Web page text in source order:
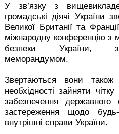
У зв’язку з
громадські діячі України
Великої Британії та
міжнародну конференцію з
безпеки України,
меморандумом.
Звертаються вони
необхідності зайняти
забезпечення державного
застереження щодо
внутрішні справи України.